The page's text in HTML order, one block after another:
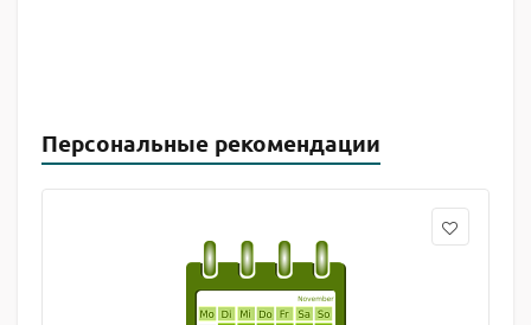
Персональные рекомендации